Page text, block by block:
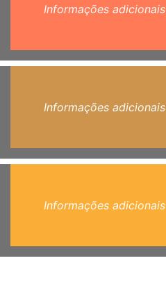
Informações adicionais
Informações adicionais
Informações adicionais